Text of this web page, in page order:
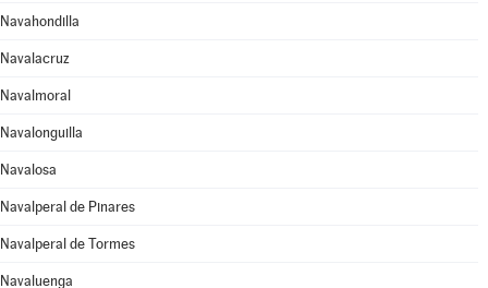
Navahondilla
Navalacruz
Navalmoral
Navalonguilla
Navalosa
Navalperal de Pinares
Navalperal de Tormes
Navaluenga